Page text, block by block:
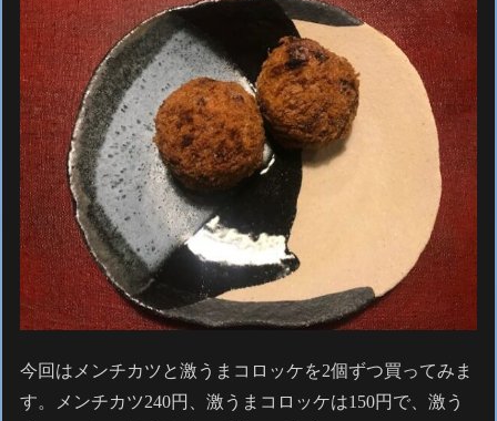
今回はメンチカツと激うまコロッケを2個ずつ買ってみま
す。メンチカツ240円、激うまコロッケは150円で、激う